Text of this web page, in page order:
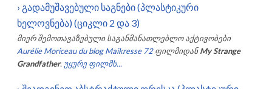
› გადამუშავებული საგნები (პლასტიკური
ხელოვნება) (ციკლი 2 და 3)
მიერ შემოთავაზებული საგანმანათლებლო აქტივობები
Aurélie Moriceau du blog Maikresse 72 ფილმიდან My Strange
Grandfather. უყურე ფილმს...